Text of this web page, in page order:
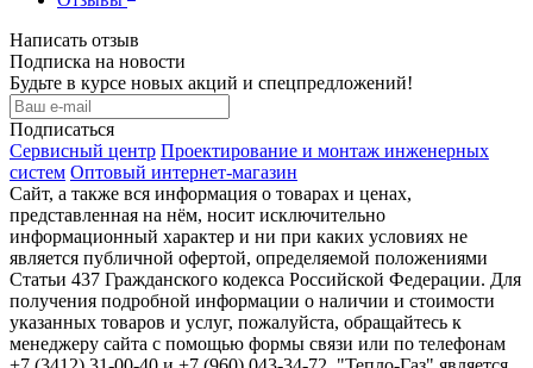
Написать отзыв
Подписка на новости
Будьте в курсе новых акций и спецпредложений!
Подписаться
Сервисный центр Проектирование и монтаж инженерных
систем Оптовый интернет-магазин
Сайт, а также вся информация о товарах и ценах,
представленная на нём, носит исключительно
информационный характер и ни при каких условиях не
является публичной офертой, определяемой положениями
Статьи 437 Гражданского кодекса Российской Федерации. Для
получения подробной информации о наличии и стоимости
указанных товаров и услуг, пожалуйста, обращайтесь к
менеджеру сайта с помощью формы связи или по телефонам